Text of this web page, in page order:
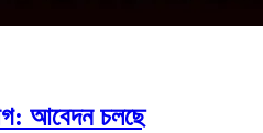
আবেদন চলছে